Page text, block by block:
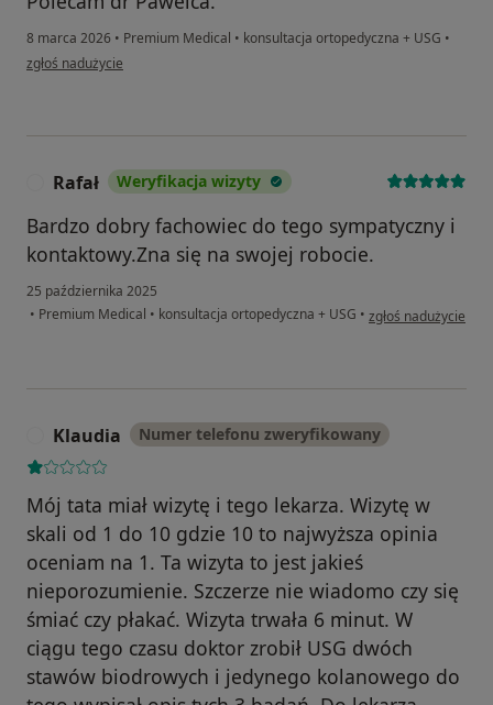
8 marca 2026 • Premium Medical • konsultacja ortopedyczna + USG •
w opinii użytkownika Patrycja
zgłoś nadużycie
Rafał Weryfikacja wizyty
Bardzo dobry fachowiec do tego sympatyczny i
kontaktowy.Zna się na swojej robocie.
25 października 2025
• Premium Medical • konsultacja ortopedyczna + USG • w opinii użytkownika
zgłoś nadużycie
Klaudia Numer telefonu zweryfikowany
Mój tata miał wizytę i tego lekarza. Wizytę w
skali od 1 do 10 gdzie 10 to najwyższa opinia
oceniam na 1. Ta wizyta to jest jakieś
nieporozumienie. Szczerze nie wiadomo czy się
śmiać czy płakać. Wizyta trwała 6 minut. W
ciągu tego czasu doktor zrobił USG dwóch
stawów biodrowych i jedynego kolanowego do